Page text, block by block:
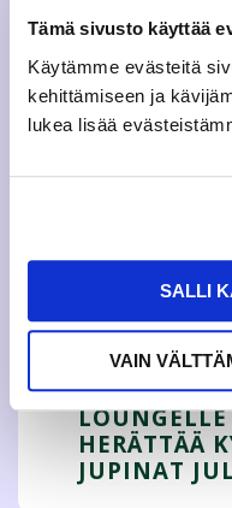
Tämä sivusto käyttää
Käytämme evästeitä
kehittämiseen ja
lukea lisää
SALLI
VAIN
kestää jopa viikon
Lisätietoja
Mikäli sinulla on
opiskelijakortin
yhteyttä
EDELLINEN
HERÄTTÄÄ
JUPINAT